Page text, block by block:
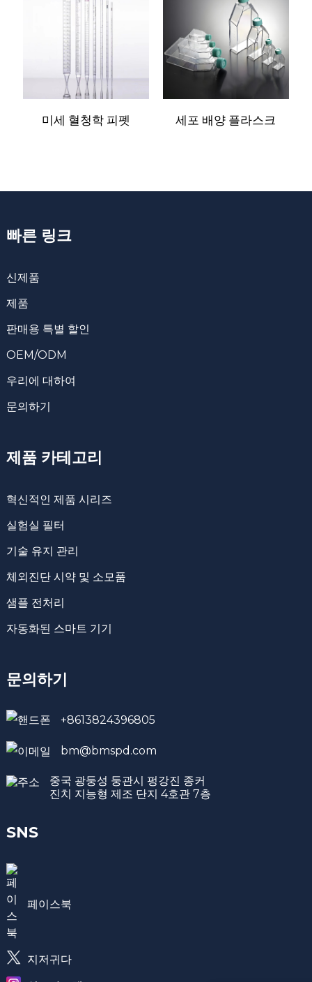
미세 혈청학 피펫 세포 배양 플라스크
빠른 링크
신제품
제품
판매용 특별 할인
OEM/ODM
우리에 대하여
문의하기
제품 카테고리
혁신적인 제품 시리즈
실험실 필터
기술 유지 관리
체외진단 시약 및 소모품
샘플 전처리
자동화된 스마트 기기
문의하기
+8613824396805
bm@bmspd.com
중국 광둥성 둥관시 펑강진 종커
진치 지능형 제조 단지 4호관 7층
SNS
페이스북
지저귀다